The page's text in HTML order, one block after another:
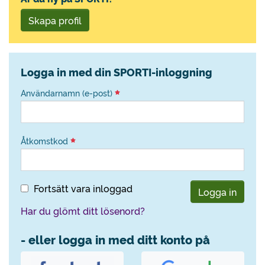
Skapa profil
Logga in med din SPORTI-inloggning
Användarnamn (e-post)
Åtkomstkod
Fortsätt vara inloggad
Logga in
Har du glömt ditt lösenord?
- eller logga in med ditt konto på